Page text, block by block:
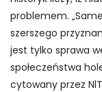
problemem.
szerszego
jest tylko sprawa
społeczeństwa
cytowany przez